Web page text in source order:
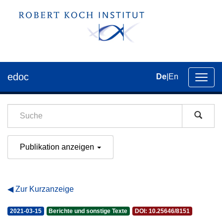
der
edoc De En
Publikation anzeigen
Zur Kurzanzeige
2021-03-15 Berichte und sonstige Texte DOI: 10.25646/8151